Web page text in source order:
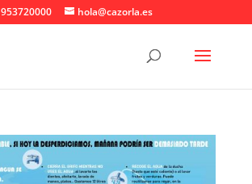
953720000 hola@cazorla.es